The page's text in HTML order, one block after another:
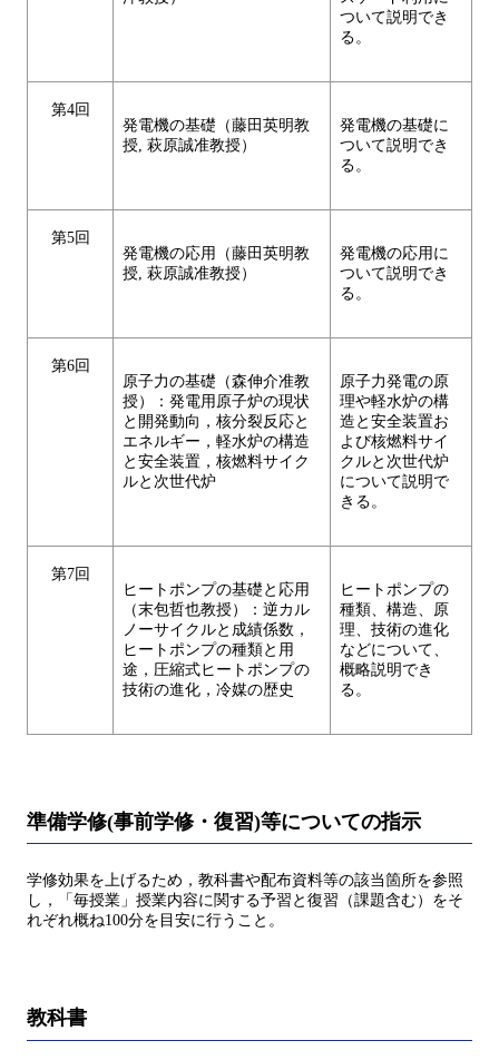
ついて説明でき
る。
第4回
発電機の基礎（藤田英明教
授, 萩原誠准教授）
発電機の基礎に
ついて説明でき
る。
第5回
発電機の応用（藤田英明教
授, 萩原誠准教授）
発電機の応用に
ついて説明でき
る。
第6回
原子力の基礎（森伸介准教
授）：発電用原子炉の現状
と開発動向，核分裂反応と
エネルギー，軽水炉の構造
と安全装置，核燃料サイク
ルと次世代炉
原子力発電の原
理や軽水炉の構
造と安全装置お
よび核燃料サイ
クルと次世代炉
について説明で
きる。
第7回
ヒートポンプの基礎と応用
（末包哲也教授）：逆カル
ノーサイクルと成績係数，
ヒートポンプの種類と用
途，圧縮式ヒートポンプの
技術の進化，冷媒の歴史
ヒートポンプの
種類、構造、原
理、技術の進化
などについて、
概略説明でき
る。
準備学修(事前学修・復習)等についての指示
学修効果を上げるため，教科書や配布資料等の該当箇所を参照
し，「毎授業」授業内容に関する予習と復習（課題含む）をそ
れぞれ概ね100分を目安に行うこと。
教科書